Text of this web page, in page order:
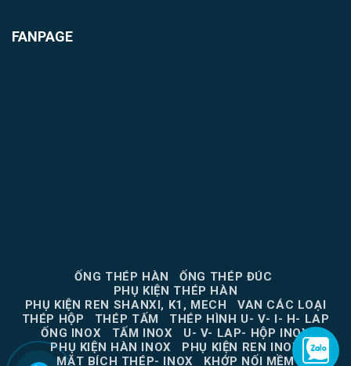
FANPAGE
ỐNG THÉP HÀN
ỐNG THÉP ĐÚC
PHỤ KIỆN THÉP HÀN
PHỤ KIỆN REN SHANXI, K1, MECH
VAN CÁC LOẠI
THÉP HỘP
THÉP TẤM
THÉP HÌNH U- V- I- H- LAP
ỐNG INOX
TẤM INOX
U- V- LAP- HỘP INOX
PHỤ KIỆN HÀN INOX
PHỤ KIỆN REN INOX
MẶT BÍCH THÉP- INOX
KHỚP NỐI MỀM